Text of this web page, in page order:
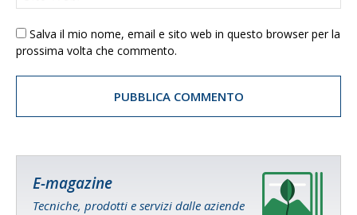
Salva il mio nome, email e sito web in questo browser per la
prossima volta che commento.
E-magazine
Tecniche, prodotti e servizi dalle aziende